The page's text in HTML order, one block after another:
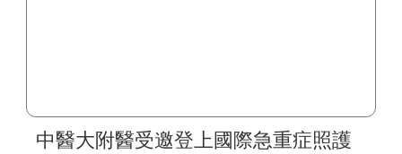
中醫大附醫受邀登上國際急重症照護